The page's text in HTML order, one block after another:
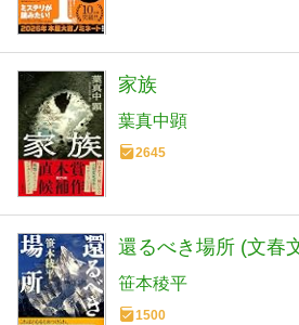
家族
葉真中顕
2645
還るべき場所 (文春
笹本稜平
1500